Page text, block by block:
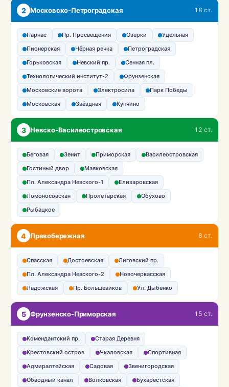
2 Московско-Петроградская 18 ст.
Парнас Пр. Просвещения Озерки
Удельная
Пионерская
Чёрная речка
Петроградская
Горьковская
Невский пр.
Сенная пл.
Технологический институт-2
Фрунзенская
Московские ворота
Электросила
Парк Победы
Московская
Звёздная Купчино
3 Невско-Василеостровская 12 ст.
Беговая Зенит Приморская
Василеостровская
Гостиный двор
Маяковская
Пл. Александра Невского-1
Елизаровская
Ломоносовская
Пролетарская
Обухово
Рыбацкое
4 Правобережная 8 ст.
Спасская Достоевская
Лиговский пр.
Пл. Александра Невского-2
Новочеркасская
Ладожская
Пр. Большевиков Ул. Дыбенко
5 Фрунзенско-Приморская 15 ст.
Комендантский пр.
Старая Деревня
Крестовский остров
Чкаловская
Спортивная
Адмиралтейская
Садовая
Звенигородская
Обводный канал
Волковская
Бухарестская